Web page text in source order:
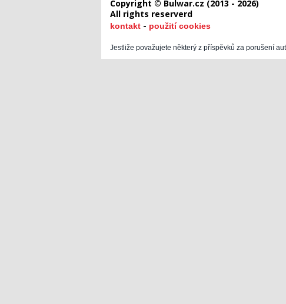
Copyright © Bulwar.cz (2013 - 2026)
All rights reserverd
kontakt - použití cookies
Jestliže považujete některý z příspěvků za porušení